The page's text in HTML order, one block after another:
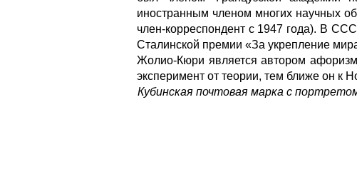
иностранным членом многих научных
член-корреспондент с 1947 года). В
Сталинской премии «За укрепление
Жолио-Кюри является автором
эксперимент от теории, тем ближе он к
Кубинская почтовая марка с